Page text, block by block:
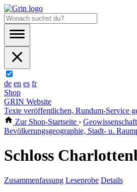
de en es fr
Shop
GRIN Website
Texte veröffentlichen, Rundum-Service
Zur Shop-Startseite ›
Bevölkerungsgeographie, Stadt- u.
Schloss
Zusammenfassung Leseprobe Details